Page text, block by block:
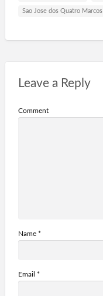
Sao Jose dos Quatro Marcos
Leave a Reply
Comment
Name *
Email *